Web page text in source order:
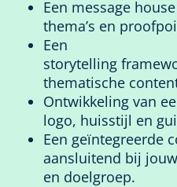
Een message
thema’s en
Een
storytelling
thematische
Ontwikkeling van
logo, huisstijl en
Een geïntegreerde
aansluitend bij jouw
en doelgroep.